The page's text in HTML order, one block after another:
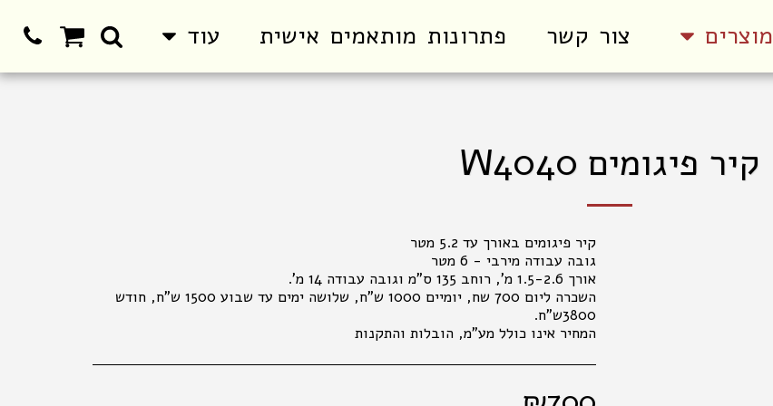
מוצרים צור קשר פתרונות מותאמים אישית עוד
קיר פיגומים W4040
השכרה ליום 700 שח, יומיים 1000 ש"ח, שלושה ימים עד שבוע 1500 ש"ח, חודש
המחיר אינו כולל מע"מ, הובלות והתקנות